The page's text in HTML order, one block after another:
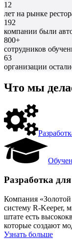
12
лет на рынке
192
компании были
800+
сотрудников
63
организации
Что мы
Разработка
Компания «Золотой
систему R-Keeper,
штате есть
которые создают
Узнать больше